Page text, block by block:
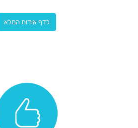
לדף אודות המלא